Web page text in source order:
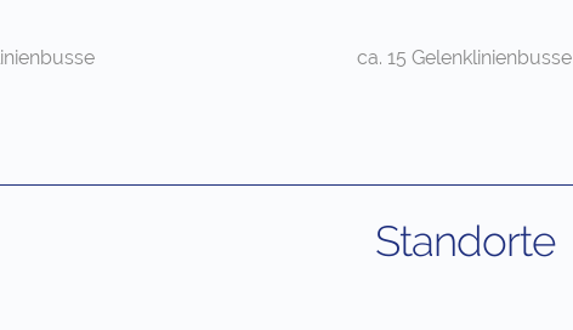
ca. 15 Gelenklinienbusse
Standorte